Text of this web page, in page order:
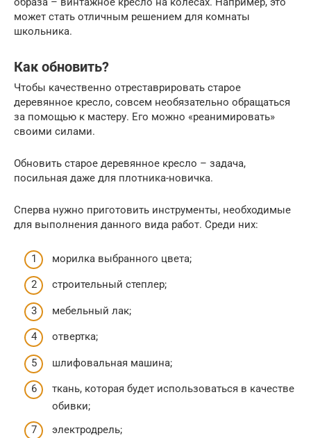
может стать отличным решением для комнаты
школьника.
Как обновить?
Чтобы качественно отреставрировать старое
деревянное кресло, совсем необязательно обращаться
за помощью к мастеру. Его можно «реанимировать»
своими силами.
Обновить старое деревянное кресло – задача,
посильная даже для плотника-новичка.
Сперва нужно приготовить инструменты, необходимые
для выполнения данного вида работ. Среди них:
морилка выбранного цвета;
строительный степлер;
мебельный лак;
отвертка;
шлифовальная машина;
ткань, которая будет использоваться в качестве
обивки;
электродрель;